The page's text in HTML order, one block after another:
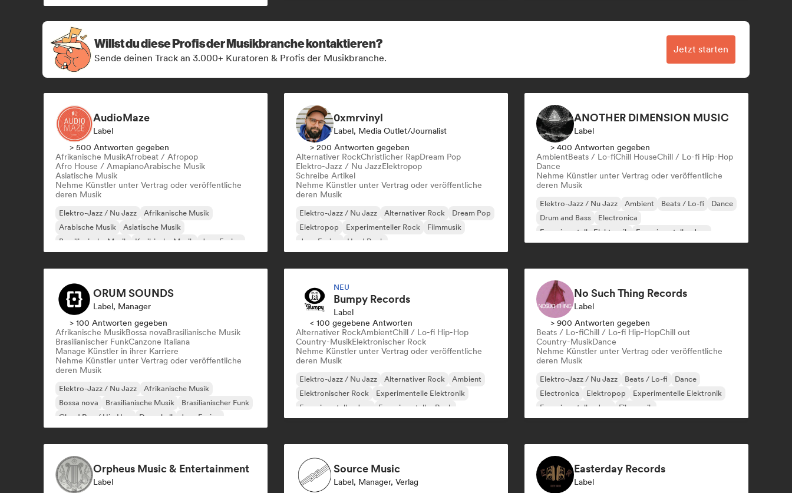
Willst du diese Profis der Musikbranche kontaktieren?
Sende deinen Track an 3.000+ Kuratoren & Profis der Musikbranche.
Jetzt starten
AudioMaze
Label
> 500 Antworten gegeben
Afrikanische MusikAfrobeat / Afropop
Afro House / AmapianoArabische Musik
Asiatische Musik
Nehme Künstler unter Vertrag oder veröffentliche
deren Musik
Elektro-Jazz / Nu Jazz
Afrikanische Musik
Arabische Musik
Asiatische Musik
Brasilianische Musik
Karibische Musik
Jazz-Fusion
0xmrvinyl
Label, Media Outlet/Journalist
> 200 Antworten gegeben
Alternativer RockChristlicher RapDream Pop
Elektro-Jazz / Nu JazzElektropop
Schreibe Artikel
Nehme Künstler unter Vertrag oder veröffentliche
deren Musik
Elektro-Jazz / Nu Jazz Alternativer Rock
Dream Pop
Elektropop
Experimenteller Rock
Filmmusik
Jazz-Fusion
Hard Rock
ANOTHER DIMENSION MUSIC
Label
> 400 Antworten gegeben
AmbientBeats / Lo-fiChill HouseChill / Lo-fi Hip-Hop
Dance
Nehme Künstler unter Vertrag oder veröffentliche
deren Musik
Elektro-Jazz / Nu Jazz Ambient Beats / Lo-fi
Dance
Drum and Bass
Electronica
Experimentelle Elektronik
Experimenteller Jazz
ORUM SOUNDS
Label, Manager
> 100 Antworten gegeben
Afrikanische MusikBossa novaBrasilianische Musik
Brasilianischer FunkCanzone Italiana
Manage Künstler in ihrer Karriere
Nehme Künstler unter Vertrag oder veröffentliche
deren Musik
Elektro-Jazz / Nu Jazz
Afrikanische Musik
Bossa nova
Brasilianische Musik
Brasilianischer Funk
Cloud Rap / Hip Hop
Dancehall Jazz-Fusion
NEU
Bumpy Records
Label
< 100 gegebene Antworten
Alternativer RockAmbientChill / Lo-fi Hip-Hop
Country-MusikElektronischer Rock
Nehme Künstler unter Vertrag oder veröffentliche
deren Musik
Elektro-Jazz / Nu Jazz Alternativer Rock
Ambient
Elektronischer Rock
Experimentelle Elektronik
Experimenteller Jazz
Experimenteller Rock
No Such Thing Records
Label
> 900 Antworten gegeben
Beats / Lo-fiChill / Lo-fi Hip-HopChill out
Country-MusikDance
Nehme Künstler unter Vertrag oder veröffentliche
deren Musik
Elektro-Jazz / Nu Jazz Beats / Lo-fi
Dance
Electronica
Elektropop
Experimentelle Elektronik
Experimenteller Jazz
Filmmusik
Orpheus Music & Entertainment
Label
Source Music
Label, Manager, Verlag
Easterday Records
Label